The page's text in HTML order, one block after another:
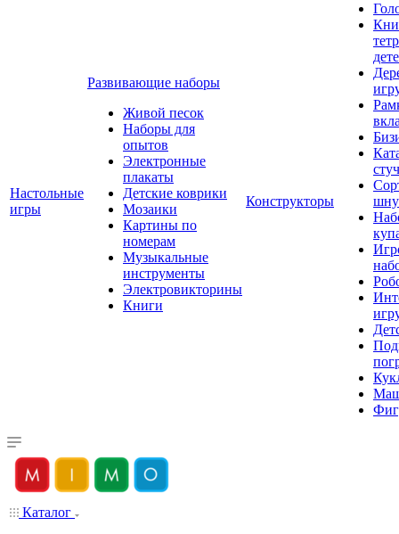
Настольные
игры
Развивающие наборы
Живой песок
Наборы для
опытов
Электронные
плакаты
Детские коврики
Мозаики
Картины по
номерам
Музыкальные
инструменты
Электровикторины
Книги
Конструкторы
Каталог